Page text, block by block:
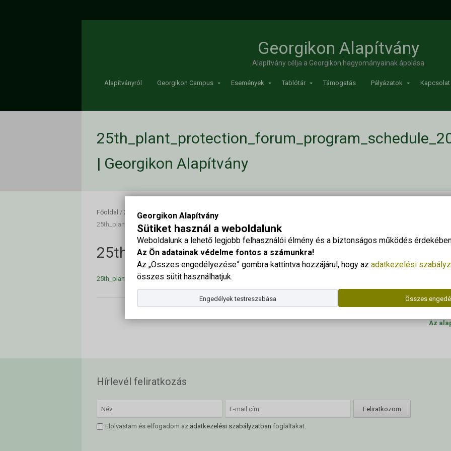
Georgikon Alapítvány
Sütiket használ a weboldalunk
Weboldalunk a lehető legjobb felhasználói élmény és a biztonságos működés
Az Ön adatainak védelme fontos a számunkra!
Az „Összes engedélyezése” gombra kattintva hozzájárul, hogy az adatkezelési
összes sütit használhatjuk.
Összes
Engedélyek testreszabása
Georgikon Alapítvány
Alapítvány célja a Georgikon hagyományainak ápolása
Alapítványról Georgikon Campus Események Tablótár Támogatás Pályázatok Kapcsolat
| Georgikon Alapítvány
Főoldal / 25th_plant_protection_forum_program_schedule_2015
25th_plant_protection_forum_program_schedule_2015
25th_plant_protection_forum_program_schedule_2015
E-
Az
Hírlevél feliratkozás
Elolvastam és elfogadom az adatkezelési szabályzatban foglaltakat.